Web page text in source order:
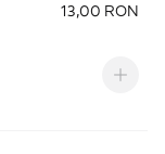
13,00 RON